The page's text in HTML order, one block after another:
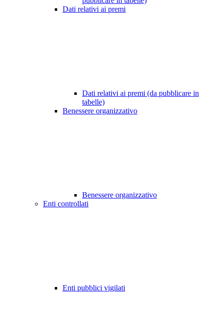
Dati relativi ai premi
Dati relativi ai premi (da pubblicare in
tabelle)
Benessere organizzativo
Benessere organizzativo
Enti controllati
Enti pubblici vigilati